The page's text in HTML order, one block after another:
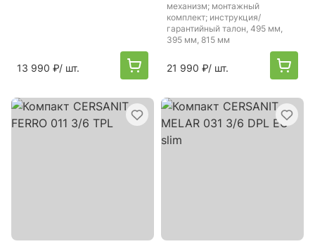
13 990 ₽/ шт.
механизм; монтажный
комплект; инструкция/
гарантийный талон, 495 мм,
395 мм, 815 мм
21 990 ₽/ шт.